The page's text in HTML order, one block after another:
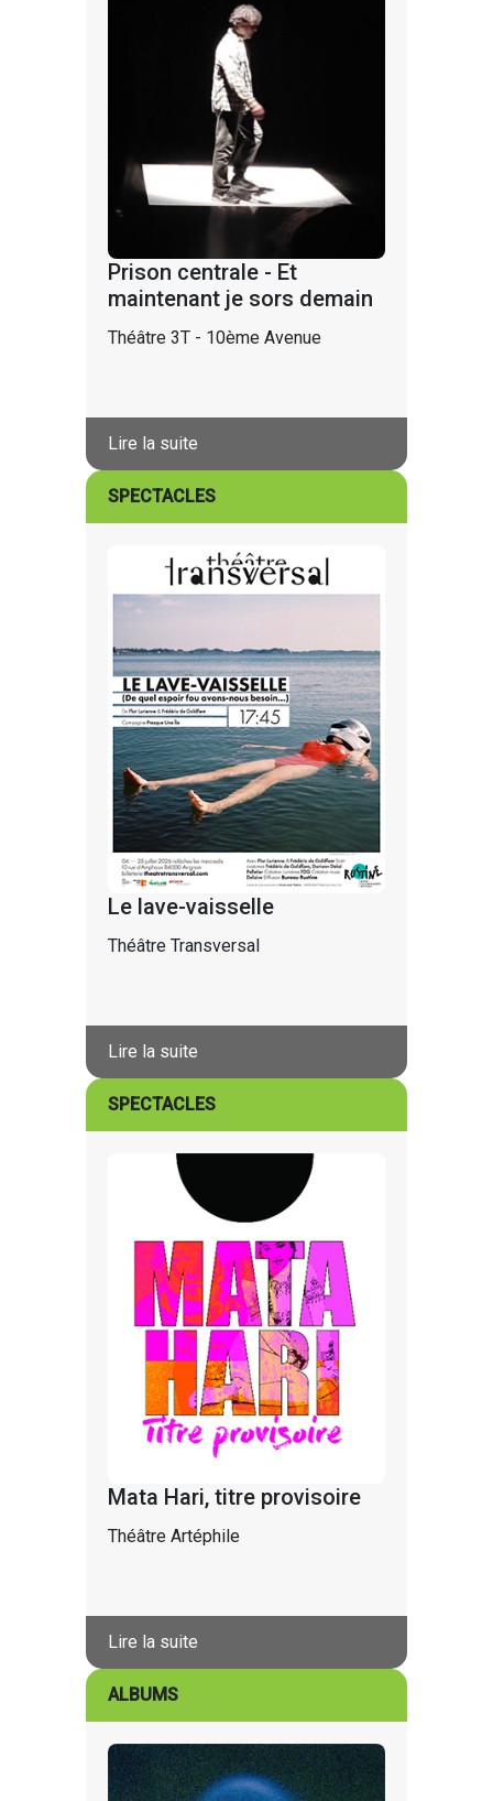
Prison centrale - Et
maintenant je sors demain
Théâtre 3T - 10ème Avenue
Lire la suite
SPECTACLES
Le lave-vaisselle
Théâtre Transversal
Lire la suite
SPECTACLES
Mata Hari, titre provisoire
Théâtre Artéphile
Lire la suite
ALBUMS